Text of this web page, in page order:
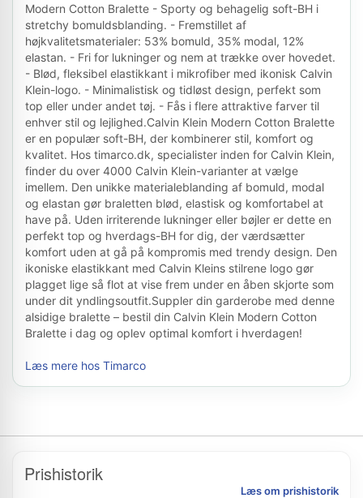
Modern Cotton Bralette - Sporty og behagelig soft-BH i
stretchy bomuldsblanding. - Fremstillet af
højkvalitetsmaterialer: 53% bomuld, 35% modal, 12%
elastan. - Fri for lukninger og nem at trække over hovedet.
- Blød, fleksibel elastikkant i mikrofiber med ikonisk Calvin
Klein-logo. - Minimalistisk og tidløst design, perfekt som
top eller under andet tøj. - Fås i flere attraktive farver til
enhver stil og lejlighed.Calvin Klein Modern Cotton Bralette
er en populær soft-BH, der kombinerer stil, komfort og
kvalitet. Hos timarco.dk, specialister inden for Calvin Klein,
finder du over 4000 Calvin Klein-varianter at vælge
imellem. Den unikke materialeblanding af bomuld, modal
og elastan gør braletten blød, elastisk og komfortabel at
have på. Uden irriterende lukninger eller bøjler er dette en
perfekt top og hverdags-BH for dig, der værdsætter
komfort uden at gå på kompromis med trendy design. Den
ikoniske elastikkant med Calvin Kleins stilrene logo gør
plagget lige så flot at vise frem under en åben skjorte som
under dit yndlingsoutfit.Suppler din garderobe med denne
alsidige bralette – bestil din Calvin Klein Modern Cotton
Bralette i dag og oplev optimal komfort i hverdagen!
Læs mere hos Timarco
Prishistorik
Læs om prishistorik